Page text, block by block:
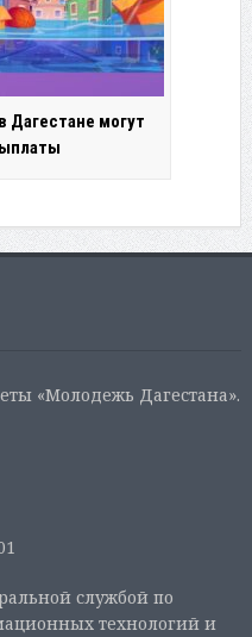
Дагестане могут
«Молодежь Дагестана».
службой по
технологий и